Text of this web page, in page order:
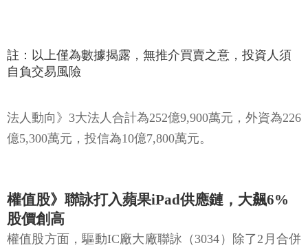
註：以上僅為數據揭露，無推介買賣之意，投資人須
自負交易風險
法人動向》3大法人合計為252億9,900萬元，外資為226
億5,300萬元，投信為10億7,800萬元。
權值股》聯詠打入蘋果iPad供應鏈，大飆6%
股價創高
權值股方面，驅動IC廠大廠聯詠（3034）除了2月合併